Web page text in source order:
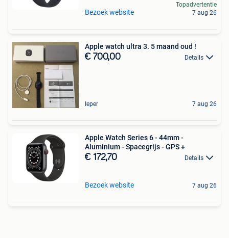
Bezoek website
Topadvertentie
7 aug 26
Apple watch ultra 3. 5 maand oud !
€ 700,00 Details
Ieper 7 aug 26
Apple Watch Series 6 - 44mm -
Aluminium - Spacegrijs - GPS +
€ 172,70 Details
Bezoek website 7 aug 26